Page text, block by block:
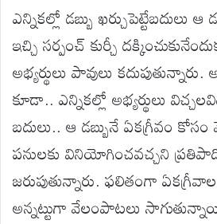
ఎన్నికల్లో డబ్బు ఖర్చుపెట్టేబదులు ఆ
ఇచ్చి సర్పంచ్‌ కుర్చీ
అభ్యర్థులు పావులు
కూడా.. ఎన్నికల్లో అభ్యర్థులు
బదులు.. ఆ డబ్బునే ఏకగ్రీవం కోసం
పనులకు వినియోగించవచ్చని
జరుపుతున్నారు. ఫలితంగా
అన్నట్టుగా వేలంపాటలు